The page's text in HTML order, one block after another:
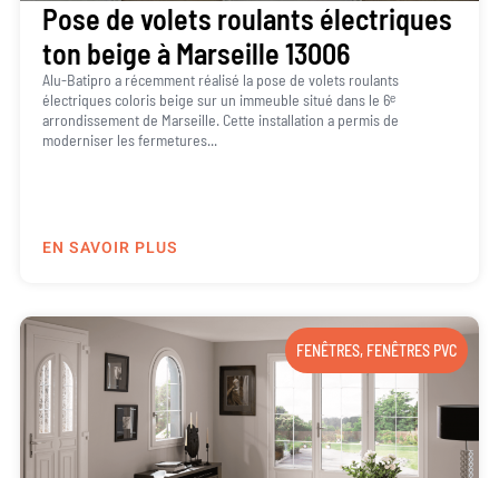
Pose de volets roulants électriques
ton beige à Marseille 13006
Alu-Batipro a récemment réalisé la pose de volets roulants
électriques coloris beige sur un immeuble situé dans le 6ᵉ
arrondissement de Marseille. Cette installation a permis de
moderniser les fermetures...
EN SAVOIR PLUS
FENÊTRES, FENÊTRES PVC